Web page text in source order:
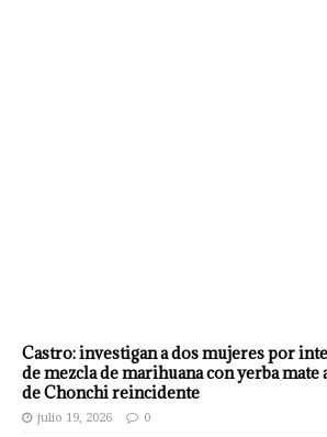
Castro: investigan a dos mujeres por
de mezcla de marihuana con yerba mate
de Chonchi reincidente
julio 19, 2026 0